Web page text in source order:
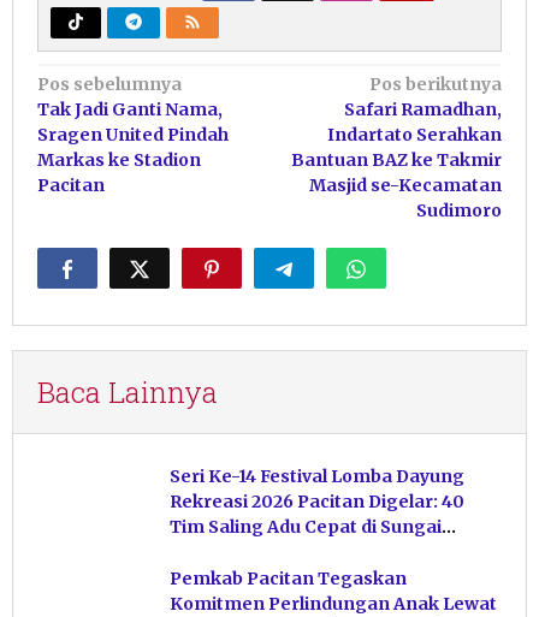
Navigasi
pos
Pos sebelumnya
Tak Jadi Ganti Nama,
Sragen United Pindah
Markas ke Stadion
Pacitan
Pos berikutnya
Safari Ramadhan,
Indartato Serahkan
Bantuan BAZ ke Takmir
Masjid se-Kecamatan
Sudimoro
Baca Lainnya
Seri Ke-14 Festival Lomba Dayung
Rekreasi 2026 Pacitan Digelar: 40
Tim Saling Adu Cepat di Sungai
Pemkab Pacitan Tegaskan
Komitmen Perlindungan Anak Lewat